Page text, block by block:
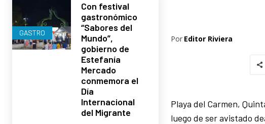
GASTRO
Con festival
gastronómico
“Sabores del
Mundo”,
gobierno de
Estefanía
Mercado
conmemora el
Día
Internacional
del Migrante
Por Editor Riviera
Playa del Carmen,
luego de ser avistado